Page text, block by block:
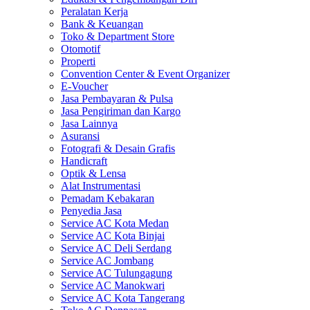
Peralatan Kerja
Bank & Keuangan
Toko & Department Store
Otomotif
Properti
Convention Center & Event Organizer
E-Voucher
Jasa Pembayaran & Pulsa
Jasa Pengiriman dan Kargo
Jasa Lainnya
Asuransi
Fotografi & Desain Grafis
Handicraft
Optik & Lensa
Alat Instrumentasi
Pemadam Kebakaran
Penyedia Jasa
Service AC Kota Medan
Service AC Kota Binjai
Service AC Deli Serdang
Service AC Jombang
Service AC Tulungagung
Service AC Manokwari
Service AC Kota Tangerang